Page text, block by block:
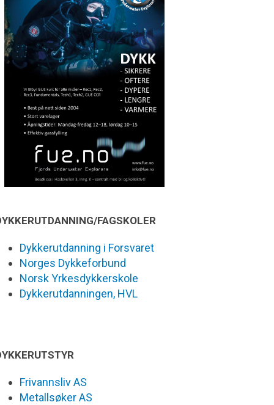
FAGSKOLER
Dykkerutdanning i Forsvaret
Norges Dykkeforbund
Norsk Yrkesdykkerskole
Dykkerutdanningen, HVL
Frivannsliv AS
Metallsøker AS